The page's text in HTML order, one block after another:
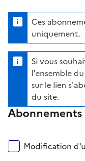
Ces
uniquement.
Si vous
l'ensemble
sur le lien
du site.
Abonnements
Modification